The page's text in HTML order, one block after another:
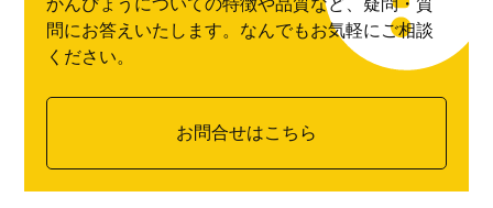
問にお答えいたします。なんでもお気軽にご相談
ください。
お問合せはこちら